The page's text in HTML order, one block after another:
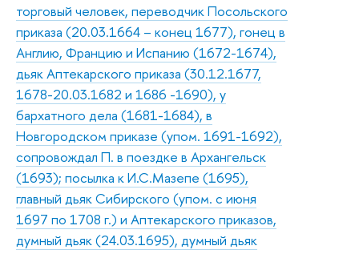
торговый человек, переводчик Посольского
приказа (20.03.1664 – конец 1677), гонец в
Англию, Францию и Испанию (1672-1674),
дьяк Аптекарского приказа (30.12.1677,
1678-20.03.1682 и 1686 -1690), у
бархатного дела (1681-1684), в
Новгородском приказе (упом. 1691-1692),
сопровождал П. в поездке в Архангельск
(1693); посылка к И.С.Мазепе (1695),
главный дьяк Сибирского (упом. с июня
1697 по 1708 г.) и Аптекарского приказов,
думный дьяк (24.03.1695), думный дьяк